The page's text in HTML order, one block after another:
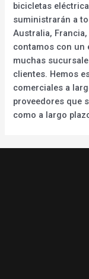
bicicletas
suministrarán a
Australia,
contamos con un
muchas
clientes. Hemos
comerciales a
proveedores que
como a largo